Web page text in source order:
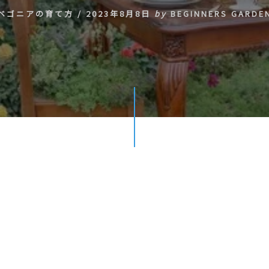
ゴニアの育て方/ 2023年8月8日 by BEGINNERS